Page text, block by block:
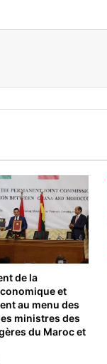
de la
et
au menu des
ministres des
du Maroc et